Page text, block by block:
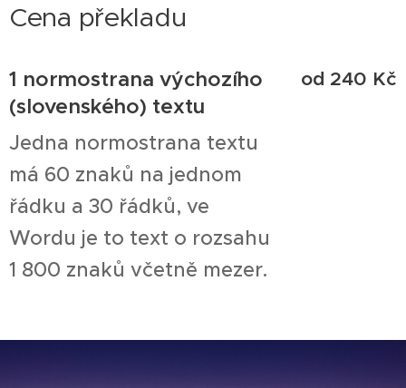
Cena překladu
1 normostrana výchozího
(slovenského) textu
Jedna normostrana textu
má 60 znaků na jednom
řádku a 30 řádků, ve
Wordu je to text o rozsahu
1 800 znaků včetně mezer.
od 240 Kč